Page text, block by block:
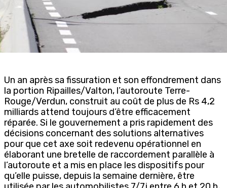
Un an après sa fissuration et son effondrement dans
la portion Ripailles/Valton, l’autoroute Terre-
Rouge/Verdun, construit au coût de plus de Rs 4,2
milliards attend toujours d’être efficacement
réparée. Si le gouvernement a pris rapidement des
décisions concernant des solutions alternatives
pour que cet axe soit redevenu opérationnel en
élaborant une bretelle de raccordement parallèle à
l’autoroute et a mis en place les dispositifs pour
qu’elle puisse, depuis la semaine dernière, être